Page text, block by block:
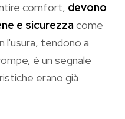
comfort, devono
e sicurezza come
l'usura, tendono a
è un segnale
erano già